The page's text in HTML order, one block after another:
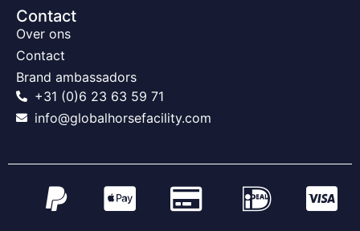
Contact
Over ons
Contact
Brand ambassadors
+31 (0)6 23 63 59 71
info@globalhorsefacility.com